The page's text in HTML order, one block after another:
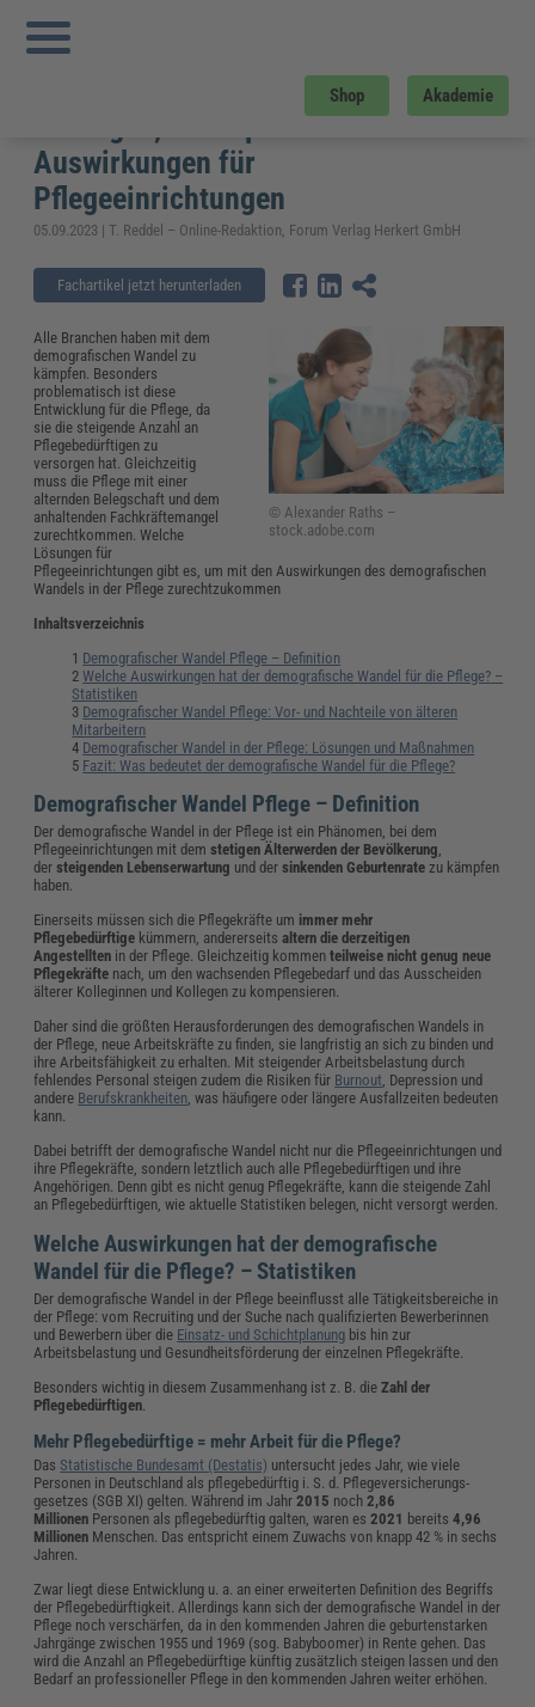
Shop Akademie
Sie sind hier:
Demografischer Wandel Pflege: Lösungen, Konzepte und Auswirkungen für
Pflegeeinrichtungen
Demografischer Wandel Pflege:
Lösungen, Konzepte und
Auswirkungen für
Pflegeeinrichtungen
05.09.2023 | T. Reddel – Online-Redaktion, Forum Verlag Herkert GmbH
Fachartikel jetzt herunterladen
© Alexander Raths –
stock.adobe.com
Alle Branchen haben mit dem
demografischen Wandel zu
kämpfen. Besonders
problematisch ist diese
Entwicklung für die Pflege, da
sie die steigende Anzahl an
Pflegebedürftigen zu
versorgen hat. Gleichzeitig
muss die Pflege mit einer
alternden Belegschaft und dem
anhaltenden Fachkräftemangel
zurechtkommen. Welche
Lösungen für
Pflegeeinrichtungen gibt es, um mit den Auswirkungen des demografischen
Wandels in der Pflege zurechtzukommen
Inhaltsverzeichnis
Demografischer Wandel Pflege – Definition
Welche Auswirkungen hat der demografische Wandel für die Pflege? –
Statistiken
Demografischer Wandel Pflege: Vor- und Nachteile von älteren
Mitarbeitern
Demografischer Wandel in der Pflege: Lösungen und Maßnahmen
Fazit: Was bedeutet der demografische Wandel für die Pflege?
Demografischer Wandel Pflege – Definition
Der demografische Wandel in der Pflege ist ein Phänomen, bei dem
Pflegeeinrichtungen mit demstetigen Älterwerden der Bevölkerung,
der steigenden Lebenserwartung und dersinkenden Geburtenrate zu kämpfen
haben.
Einerseits müssen sich die Pflegekräfte um immer mehr
Pflegebedürftige kümmern, andererseitsaltern die derzeitigen
Angestellten in der Pflege. Gleichzeitig kommenteilweise nicht genug neue
Pflegekräfte nach, um den wachsenden Pflegebedarf und das Ausscheiden
älterer Kolleginnen und Kollegen zu kompensieren.
Daher sind die größten Herausforderungen des demografischen Wandels in
der Pflege, neue Arbeitskräfte zu finden, sie langfristig an sich zu binden und
ihre Arbeitsfähigkeit zu erhalten. Mit steigender Arbeitsbelastung durch
fehlendes Personal steigen zudem die Risiken für Burnout, Depression und
andere Berufskrankheiten, was häufigere oder längere Ausfallzeiten bedeuten
kann.
Dabei betrifft der demografische Wandel nicht nur die Pflegeeinrichtungen und
ihre Pflegekräfte, sondern letztlich auch alle Pflegebedürftigen und ihre
Angehörigen. Denn gibt es nicht genug Pflegekräfte, kann die steigende Zahl
an Pflegebedürftigen, wie aktuelle Statistiken belegen, nicht versorgt werden.
Welche Auswirkungen hat der demografische
Wandel für die Pflege? – Statistiken
Der demografische Wandel in der Pflege beeinflusst alle Tätigkeitsbereiche in
der Pflege: vom Recruiting und der Suche nach qualifizierten Bewerberinnen
und Bewerbern über die Einsatz- und Schichtplanung bis hin zur
Arbeitsbelastung und Gesundheitsförderung der einzelnen Pflegekräfte.
Besonders wichtig in diesem Zusammenhang ist z. B. dieZahl der
Pflegebedürftigen.
Mehr Pflegebedürftige = mehr Arbeit für die Pflege?
DasStatistische Bundesamt (Destatis) untersucht jedes Jahr, wie viele
Personen in Deutschland als pflegebedürftig i. S. d. Pflege­versicherungs­
gesetzes (SGB XI) gelten. Während im Jahr2015 noch2,86
Millionen Personen als pflegebedürftig galten, waren es2021 bereits4,96
Millionen Menschen. Das entspricht einem Zuwachs von knapp 42 % in sechs
Jahren.
Zwar liegt diese Entwicklung u. a. an einer erweiterten Definition des Begriffs
der Pflegebedürftigkeit. Allerdings kann sich der demografische Wandel in der
Pflege noch verschärfen, da in den kommenden Jahren die geburtenstarken
Jahrgänge zwischen 1955 und 1969 (sog. Babyboomer) in Rente gehen. Das
wird die Anzahl an Pflegebedürftige künftig zusätzlich steigen lassen und den
Bedarf an professioneller Pflege in den kommenden Jahren weiter erhöhen.